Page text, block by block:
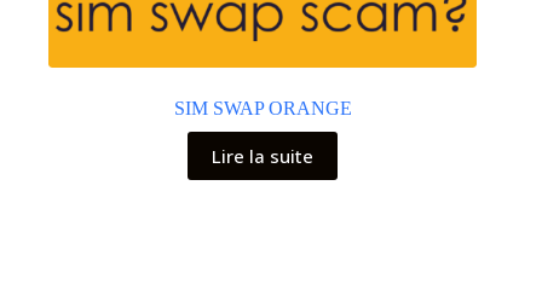
SIM SWAP ORANGE
Lire la suite